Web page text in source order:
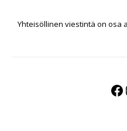
Yhteisöllinen viestintä on osa